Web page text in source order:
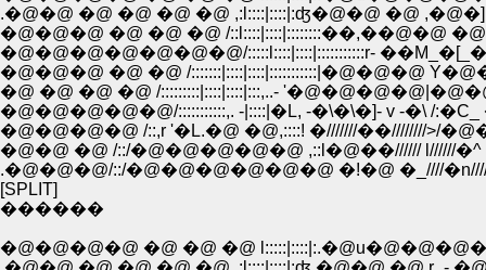
.�@�@ �@ �@ �@ �@ ,:l::::|::::|:ʤ�@�@ �@ ,�@�]
�@�@�@ �@ �@ �@ /::l::::|::::|::::::::��,��@�@
�@�@�@�@�@�@�@/:::::l::::|::::|:::::::::::r-
�@�@�@ �@ �@ /:::::::|::::|::::|:::::::::::|�@�@�@
�@ �@ �@ �@ /:::::::::|::::|::::|:::,..-
�@�@�@�@�@/:::::::::::,. -|::::|�L, -�\�\�]- v -�\ /:�C_
�@�@�@�@ /::,r '�L.�@ �@,::::! �///////��////////>/
�@�@ �@ /::/�@�@�@�@�@ ,::l�@��////// l//////
.�@�@�@/::/�@�@�@�@�@�@ �!�@ �_////
[SPLIT]
������
�@�@�@�@ �@ �@ �@